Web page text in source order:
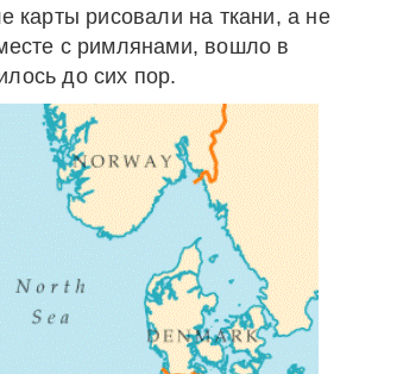
карты рисовали на ткани, а не
с римлянами, вошло в
до сих пор.